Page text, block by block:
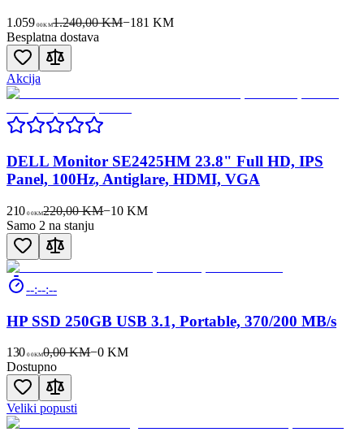
1.059 00KM1.240,00 KM−181 KM
Besplatna dostava
Akcija
DELL Monitor SE2425HM 23.8" Full HD, IPS
Panel, 100Hz, Antiglare, HDMI, VGA
210 00KM220,00 KM−10 KM
Samo 2 na stanju
--:--:--
HP SSD 250GB USB 3.1, Portable, 370/200 MB/s
130 00KM0,00 KM−0 KM
Dostupno
Veliki popusti